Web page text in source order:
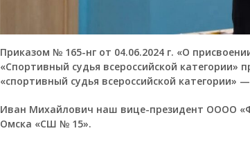
Приказом № 165-нг от 04.06.2024 г. «О
«Спортивный судья всероссийской категории»
«спортивный судья всероссийской
Иван Михайлович наш вице-президент ОООО
Омска «СШ № 15».